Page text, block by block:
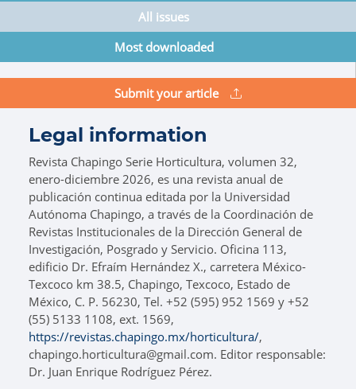
All issues
Most downloaded
Submit your article
Legal information
Revista Chapingo Serie Horticultura, volumen 32,
enero-diciembre 2026, es una revista anual de
publicación continua editada por la Universidad
Autónoma Chapingo, a través de la Coordinación de
Revistas Institucionales de la Dirección General de
Investigación, Posgrado y Servicio. Oficina 113,
edificio Dr. Efraím Hernández X., carretera México-
Texcoco km 38.5, Chapingo, Texcoco, Estado de
México, C. P. 56230, Tel. +52 (595) 952 1569 y +52
(55) 5133 1108, ext. 1569,
https://revistas.chapingo.mx/horticultura/,
chapingo.horticultura@gmail.com. Editor responsable:
Dr. Juan Enrique Rodríguez Pérez.